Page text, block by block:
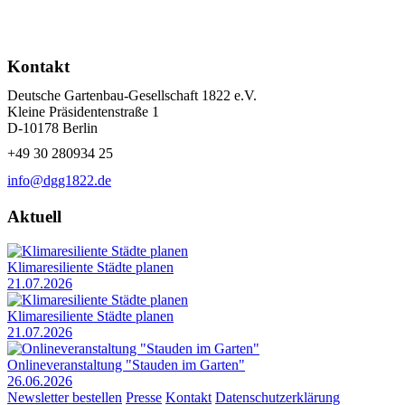
Kontakt
Deutsche Gartenbau-Gesellschaft 1822 e.V.
Kleine Präsidentenstraße 1
D-10178 Berlin
+49 30 280934 25
info@dgg1822.de
Aktuell
Klimaresiliente Städte planen
21.07.2026
Klimaresiliente Städte planen
21.07.2026
Onlineveranstaltung "Stauden im Garten"
26.06.2026
Newsletter bestellen Presse Kontakt Datenschutzerklärung